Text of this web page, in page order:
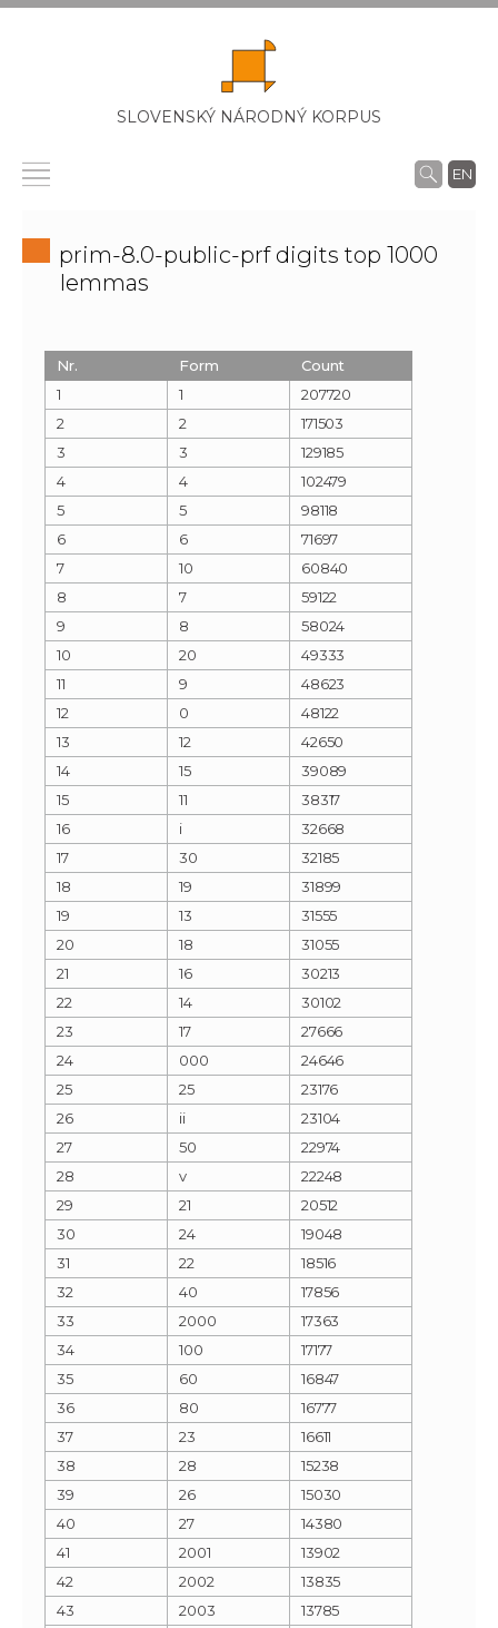
SLOVENSKÝ NÁRODNÝ KORPUS
EN
prim-8.0-public-prf digits top 1000
lemmas
Nr. Form
Count
1
1
207720
2
2
171503
3
3
129185
4
4
102479
5
5
98118
6
6
71697
7
10
60840
8
7
59122
9
8
58024
10
20
49333
11
9
48623
12
0
48122
13
12
42650
14
15
39089
15
11
38317
16
i
32668
17
30
32185
18
19
31899
19
13
31555
20
18
31055
21
16
30213
22
14
30102
23
17
27666
24
000
24646
25
25
23176
26
ii
23104
27
50
22974
28
v
22248
29
21
20512
30
24
19048
31
22
18516
32
40
17856
33
2000
17363
34
100
17177
35
60
16847
36
80
16777
37
23
16611
38
28
15238
39
26
15030
40
27
14380
41
2001
13902
42
2002
13835
43
2003
13785